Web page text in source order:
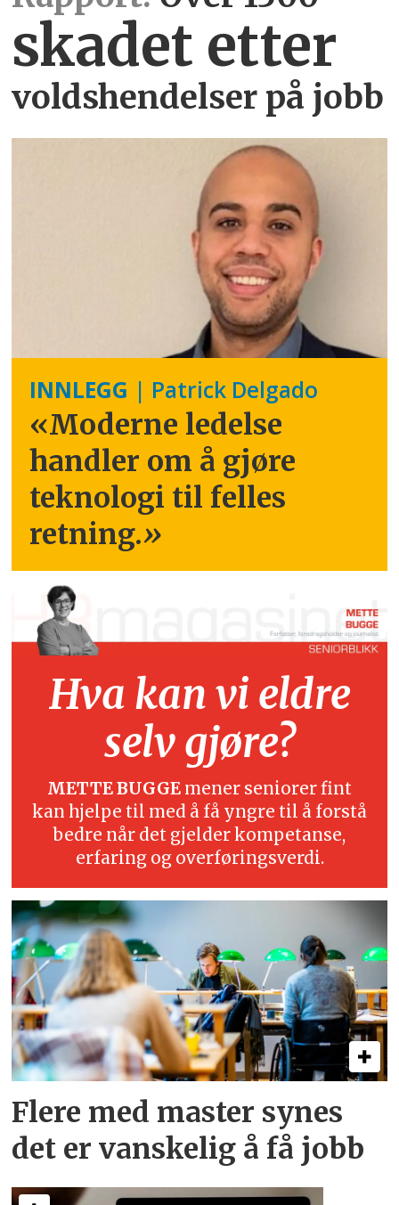
skadet etter
voldshendelser på jobb
INNLEGG | Patrick Delgado
«Moderne ledelse
handler om å gjøre
teknologi til felles
retning.»
Hva kan vi eldre
selv gjøre?
METTE BUGGE mener seniorer fint
kan hjelpe til med å få yngre til å forstå
bedre når det gjelder kompetanse,
erfaring og overføringsverdi.
Flere med master synes
det er vanskelig å få jobb